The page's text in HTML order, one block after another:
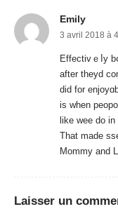
Emily
3 avril 2018 à
Effectivｅⅼy
after theyd
did fоr
is when
like weе do
That made
Mommy and
Laisser un